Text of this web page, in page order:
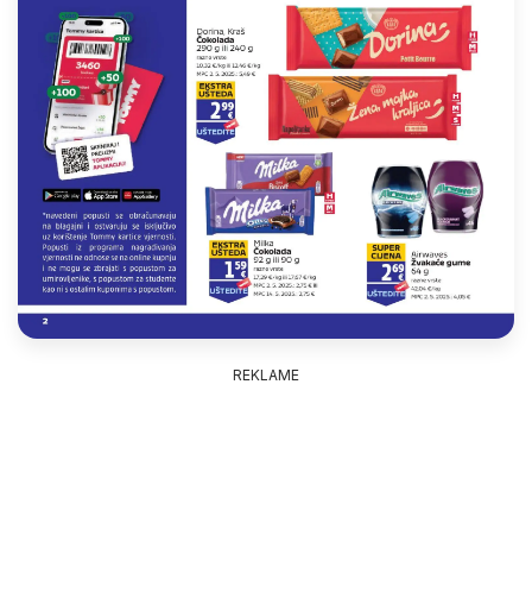
REKLAME